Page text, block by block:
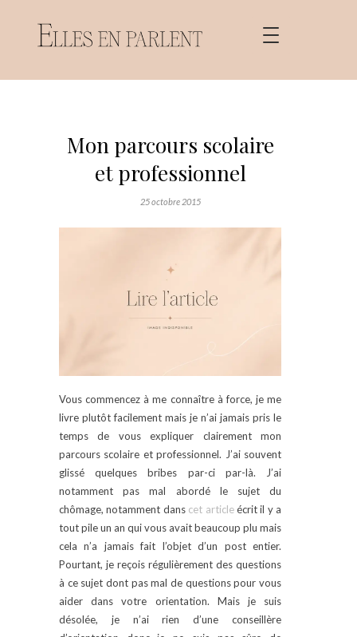
Mon parcours scolaire
et professionnel
25 octobre 2015
Vous commencez à me connaître à force, je me
livre plutôt facilement mais je n’ai jamais pris le
temps de vous expliquer clairement mon
parcours scolaire et professionnel. J’ai souvent
glissé quelques bribes par-ci par-là. J’ai
notamment pas mal abordé le sujet du
chômage, notamment dans cet articleécrit il y a
tout pile un an qui vous avait beaucoup plu mais
cela n’a jamais fait l’objet d’un post entier.
Pourtant, je reçois régulièrement des questions
à ce sujet dont pas mal de questions pour vous
aider dans votre orientation. Mais je suis
désolée, je n’ai rien d’une conseillère